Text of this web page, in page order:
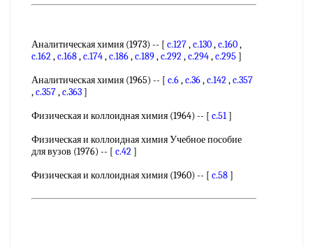
Аналитическая химия (1973) -- [ c.127,c.130,c.160,
c.162,c.168,c.174,c.186,c.189,c.292,c.294,c.295 ]
Аналитическая химия (1965) -- [ c.6,c.36,c.142,c.357
,c.357,c.363]
Физическая и коллоидная химия (1964) -- [ c.51]
Физическая и коллоидная химия Учебное пособие
для вузов (1976) -- [ c.42]
Физическая и коллоидная химия (1960) -- [ c.58]